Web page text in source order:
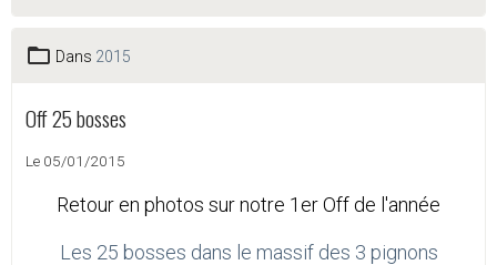
Dans 2015
Off 25 bosses
Le 05/01/2015
Retour en photos sur notre 1er Off de l'année
Les 25 bosses dans le massif des 3 pignons